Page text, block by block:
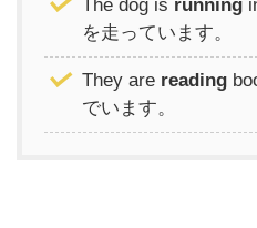
The dog is running
を走っています。
They are reading
でいます。